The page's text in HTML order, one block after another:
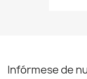
Infórmese de